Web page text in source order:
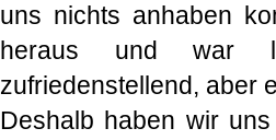
uns nichts anhaben
heraus und war
zufriedenstellend, aber
Deshalb haben wir